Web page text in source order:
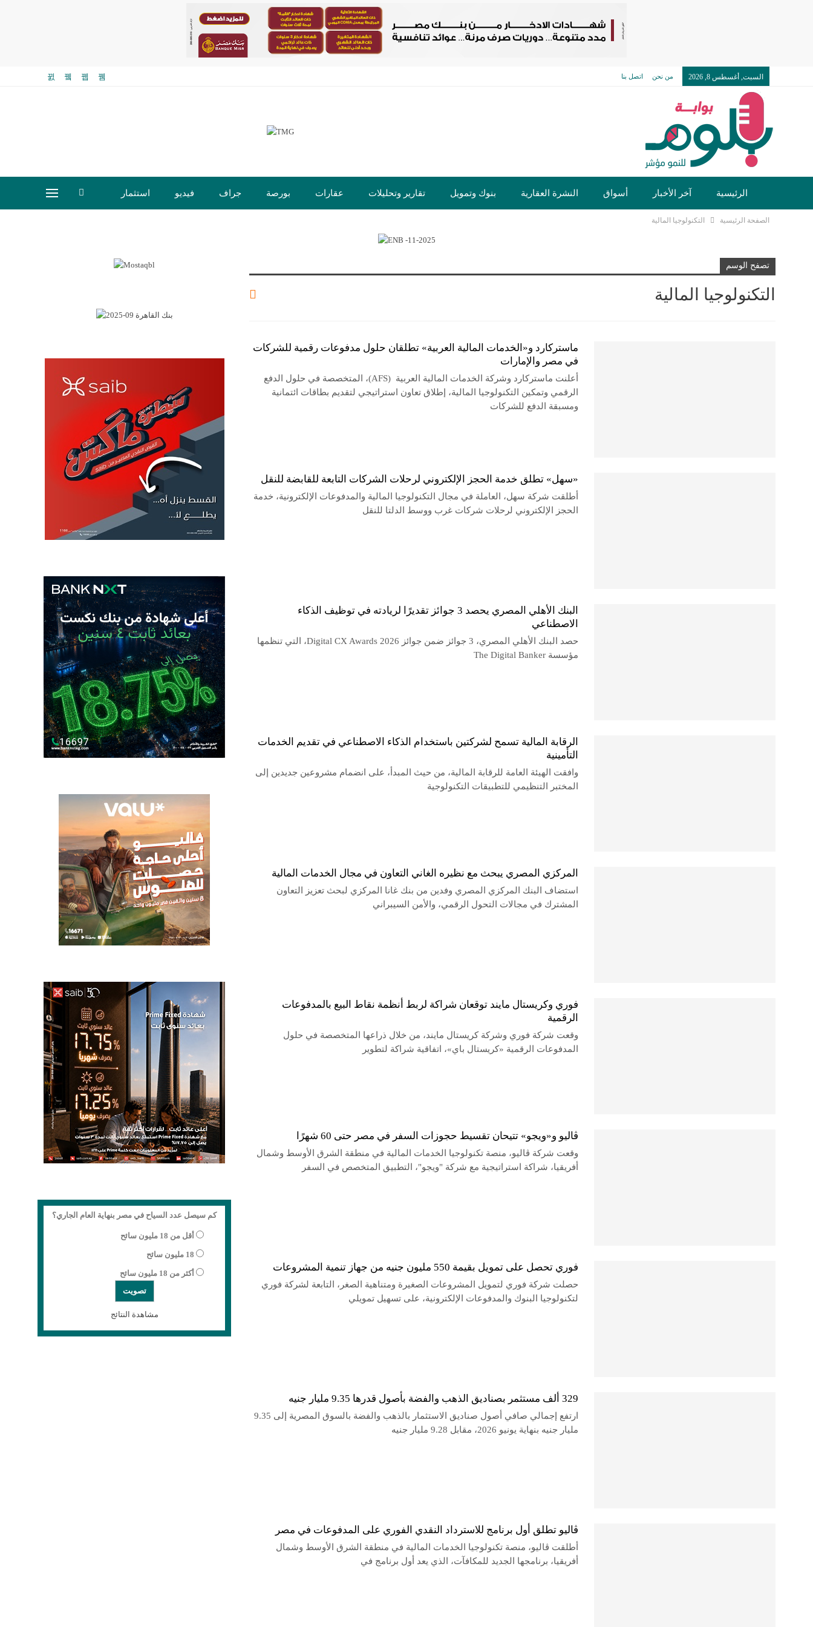
السبت, أغسطس 8, 2026 من نحن اتصل بنا
الرئيسية آخر الأخبار أسواق النشرة العقارية بنوك وتمويل تقارير وتحليلات عقارات بورصة جراف فيديو استثمار
تكنولوجيا وسيارات دولي
الصفحة الرئيسية التكنولوجيا المالية
تصفح الوسم
التكنولوجيا المالية
ماستركارد و«الخدمات المالية العربية» تطلقان حلول مدفوعات رقمية للشركات
في مصر والإمارات
أعلنت ماستركارد وشركة الخدمات المالية العربية (AFS)، المتخصصة في حلول الدفع
الرقمي وتمكين التكنولوجيا المالية، إطلاق تعاون استراتيجي لتقديم بطاقات ائتمانية
ومسبقة الدفع للشركات
«سهل» تطلق خدمة الحجز الإلكتروني لرحلات الشركات التابعة للقابضة للنقل
أطلقت شركة سهل، العاملة في مجال التكنولوجيا المالية والمدفوعات الإلكترونية، خدمة
الحجز الإلكتروني لرحلات شركات غرب ووسط الدلتا للنقل
البنك الأهلي المصري يحصد 3 جوائز تقديرًا لريادته في توظيف الذكاء
الاصطناعي
حصد البنك الأهلي المصري، 3 جوائز ضمن جوائز Digital CX Awards 2026، التي تنظمها
مؤسسة The Digital Banker
الرقابة المالية تسمح لشركتين باستخدام الذكاء الاصطناعي في تقديم الخدمات
التأمينية
وافقت الهيئة العامة للرقابة المالية، من حيث المبدأ، على انضمام مشروعين جديدين إلى
المختبر التنظيمي للتطبيقات التكنولوجية
المركزي المصري يبحث مع نظيره الغاني التعاون في مجال الخدمات المالية
استضاف البنك المركزي المصري وفدين من بنك غانا المركزي لبحث تعزيز التعاون
المشترك في مجالات التحول الرقمي، والأمن السيبراني
فوري وكريستال مايند توقعان شراكة لربط أنظمة نقاط البيع بالمدفوعات
الرقمية
وقعت شركة فوري وشركة كريستال مايند، من خلال ذراعها المتخصصة في حلول
المدفوعات الرقمية «كريستال باي»، اتفاقية شراكة لتطوير
ڤاليو و«ويجو» تتيحان تقسيط حجوزات السفر في مصر حتى 60 شهرًا
وقعت شركة ڤاليو، منصة تكنولوجيا الخدمات المالية في منطقة الشرق الأوسط وشمال
أفريقيا، شراكة استراتيجية مع شركة "ويجو"، التطبيق المتخصص في السفر
فوري تحصل على تمويل بقيمة 550 مليون جنيه من جهاز تنمية المشروعات
حصلت شركة فوري لتمويل المشروعات الصغيرة ومتناهية الصغر، التابعة لشركة فوري
لتكنولوجيا البنوك والمدفوعات الإلكترونية، على تسهيل تمويلي
329 ألف مستثمر بصناديق الذهب والفضة بأصول قدرها 9.35 مليار جنيه
ارتفع إجمالي صافي أصول صناديق الاستثمار بالذهب والفضة بالسوق المصرية إلى 9.35
مليار جنيه بنهاية يونيو 2026، مقابل 9.28 مليار جنيه
ڤاليو تطلق أول برنامج للاسترداد النقدي الفوري على المدفوعات في مصر
أطلقت ڤاليو، منصة تكنولوجيا الخدمات المالية في منطقة الشرق الأوسط وشمال
أفريقيا، برنامجها الجديد للمكافآت، الذي يعد أول برنامج في
كم سيصل عدد السياح في مصر بنهاية العام الجاري؟
أقل من 18 مليون سائح
18 مليون سائح
أكثر من 18 مليون سائح
مشاهدة النتائج